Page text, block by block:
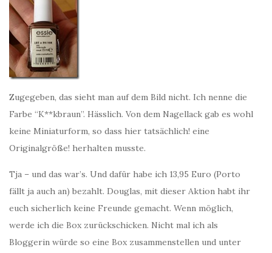
Zugegeben, das sieht man auf dem Bild nicht. Ich nenne die
Farbe “K**kbraun”. Hässlich. Von dem Nagellack gab es wohl
keine Miniaturform, so dass hier tatsächlich! eine
Originalgröße! herhalten musste.
Tja – und das war’s. Und dafür habe ich 13,95 Euro (Porto
fällt ja auch an) bezahlt. Douglas, mit dieser Aktion habt ihr
euch sicherlich keine Freunde gemacht. Wenn möglich,
werde ich die Box zurückschicken. Nicht mal ich als
Bloggerin würde so eine Box zusammenstellen und unter